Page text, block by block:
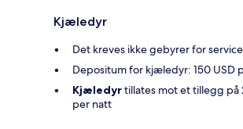
Kjæledyr
Det kreves ikke gebyrer for
Depositum for kjæledyr: 150 USD
Kjæledyrtillates mot et tillegg
per natt